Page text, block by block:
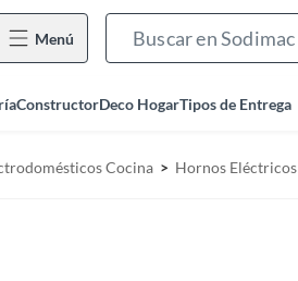
Menú
ConstructorDeco HogarTipos de Entrega
Cocina Hornos Eléctricos